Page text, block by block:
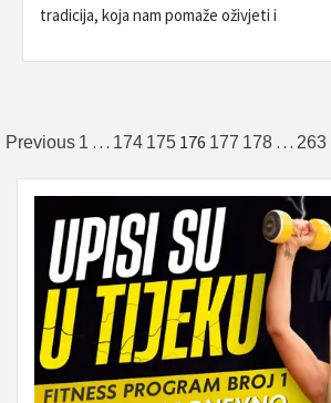
tradicija, koja nam pomaže oživjeti i
Brojevi
stranica
objava
Previous 1 … 174 175 176 177 178 … 263